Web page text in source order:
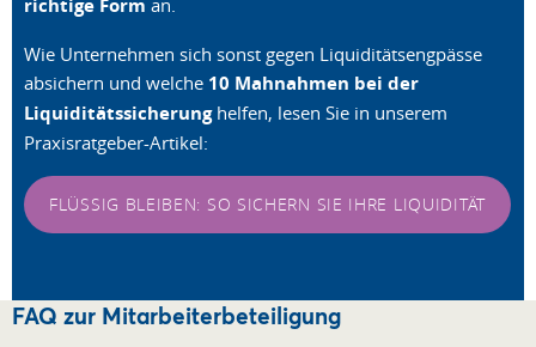
richtige Form
Wie Unternehmen sich sonst gegen Liquiditätsengpässe
absichern und welche 10 Mahnahmen bei der
Liquiditätssicherunghelfen, lesen Sie in unserem
Praxisratgeber-Artikel:
FLÜSSIG BLEIBEN: SO SICHERN SIE IHRE LIQUIDITÄT
FAQ zur Mitarbeiterbeteiligung